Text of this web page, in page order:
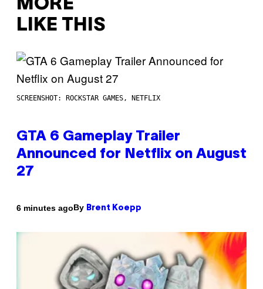
MORE
LIKE THIS
SCREENSHOT: ROCKSTAR GAMES, NETFLIX
GTA 6 Gameplay Trailer
Announced for Netflix on August
27
6 minutes agoBy Brent Koepp